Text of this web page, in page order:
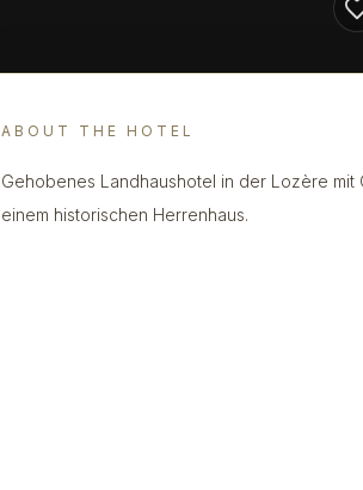
ABOUT THE HOTEL
Gehobenes Landhaushotel in der Lozère mit
einem historischen Herrenhaus.